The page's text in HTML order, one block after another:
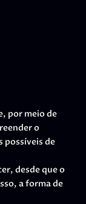
por meio de
o
possíveis de
desde que o
a forma de